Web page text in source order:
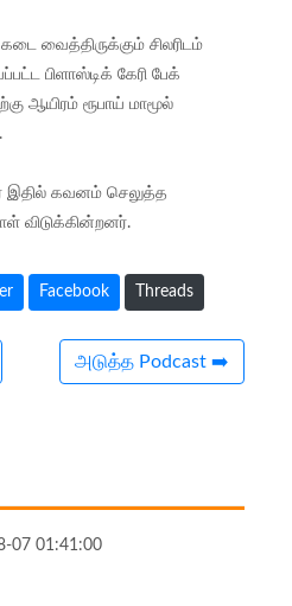
வைத்திருக்கும் சிலரிடம்
பிளாஸ்டிக் கேரி பேக்
ஆயிரம் ரூபாய் மாமூல்
இதில் கவனம் செலுத்த
விடுக்கின்றனர்.
Facebook Threads
அடுத்த Podcast ➡️
07 01:41:00